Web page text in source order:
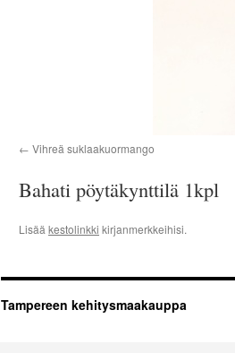
Vihreä suklaakuormango
Bahati pöytäkynttilä 1kpl
Lisää kestolinkki kirjanmerkkeihisi.
Tampereen kehitysmaakauppa